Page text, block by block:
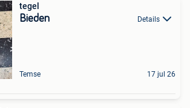
tegel
Bieden Details
Temse 17 jul 26